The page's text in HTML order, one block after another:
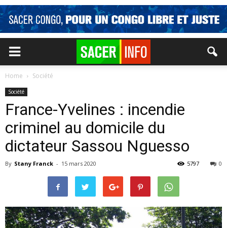
Home Société
Société
France-Yvelines : incendie
criminel au domicile du
dictateur Sassou Nguesso
By Stany Franck - 15 mars 2020 0
5797